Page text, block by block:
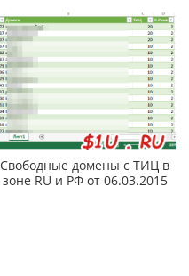
Свободные домены с ТИЦ в
зоне RU и РФ от 06.03.2015